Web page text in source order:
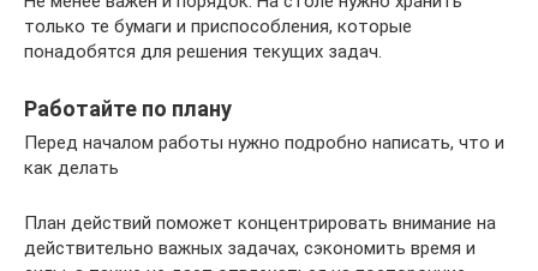
только те бумаги и приспособления, которые
понадобятся для решения текущих задач.
Работайте по плану
Перед началом работы нужно подробно написать, что и
как делать
План действий поможет концентрировать внимание на
действительно важных задачах, сэкономить время и